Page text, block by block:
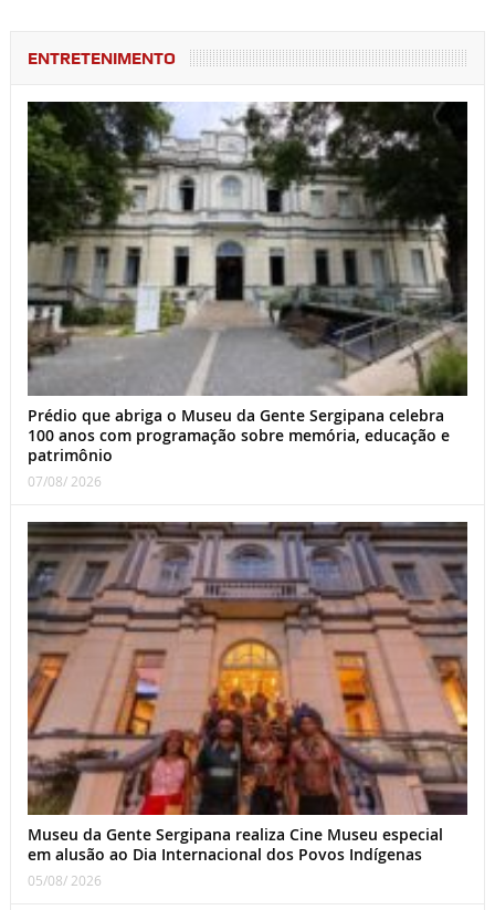
ENTRETENIMENTO
Prédio que abriga o Museu da Gente Sergipana celebra
100 anos com programação sobre memória, educação e
patrimônio
07/08/ 2026
Museu da Gente Sergipana realiza Cine Museu especial
em alusão ao Dia Internacional dos Povos Indígenas
05/08/ 2026